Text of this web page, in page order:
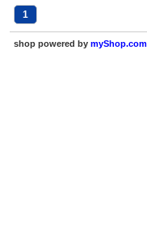
1
shop powered by myShop.com